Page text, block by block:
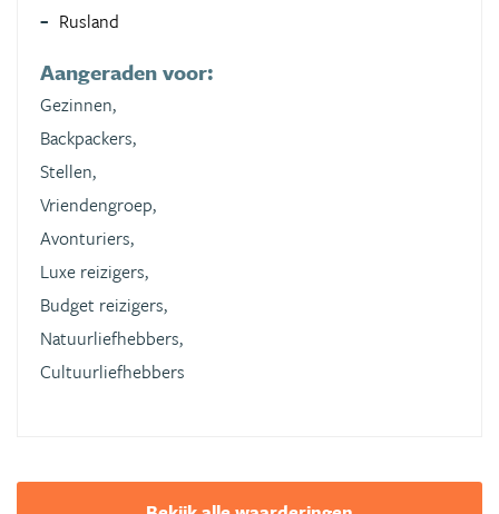
Rusland
Aangeraden voor:
Gezinnen,
Backpackers,
Stellen,
Vriendengroep,
Avonturiers,
Luxe reizigers,
Budget reizigers,
Natuurliefhebbers,
Cultuurliefhebbers